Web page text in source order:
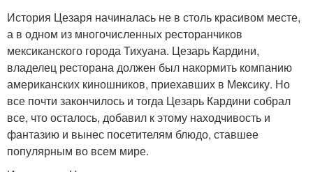
История Цезаря начиналась не в столь красивом месте,
а в одном из многочисленных ресторанчиков
мексиканского города Тихуана. Цезарь Кардини,
владелец ресторана должен был накормить компанию
американских киношников, приехавших в Мексику. Но
все почти закончилось и тогда Цезарь Кардини собрал
все, что осталось, добавил к этому находчивость и
фантазию и вынес посетителям блюдо, ставшее
популярным во всем мире.